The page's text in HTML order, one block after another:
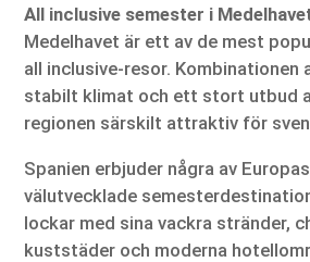
All inclusive semester i
Medelhavet är ett av de mest
all inclusive-resor. Kombinationen
stabilt klimat och ett stort utbud
regionen särskilt attraktiv för
Spanien erbjuder några av
välutvecklade
lockar med sina vackra stränder,
kuststäder och moderna